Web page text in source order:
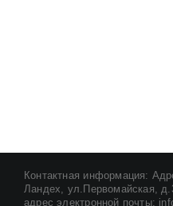
Контактная информация:
Ландех, ул.Первомайская,
адрес электронной почты: